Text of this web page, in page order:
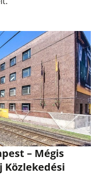
– Mégis
Közlekedési